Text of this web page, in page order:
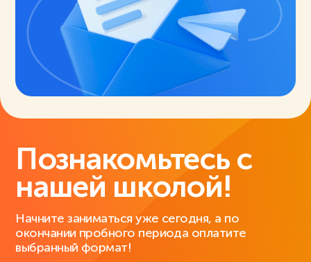
Познакомьтесь с
нашей школой!
Начните заниматься уже сегодня, а по
окончании пробного периода оплатите
выбранный формат!